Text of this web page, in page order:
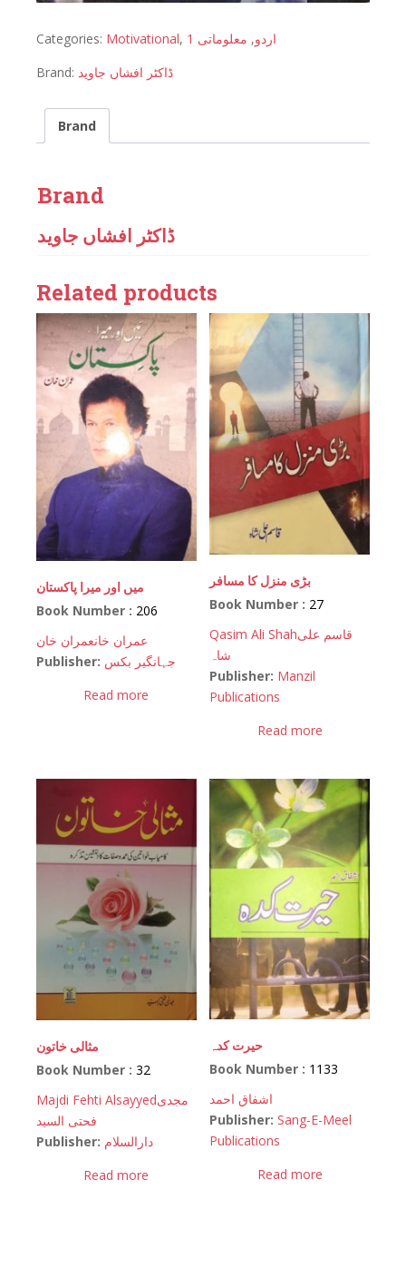
Categories: Motivational, اردو, معلوماتی 1
Brand: ڈاکٹر افشاں جاوید
Brand
Brand
ڈاکٹر افشاں جاوید
Related products
میں اور میرا پاکستان
Book Number : 206
عمران خانعمران خان
Publisher: جہانگیر بکس
Read more
بڑی منزل کا مسافر
Book Number : 27
Qasim Ali Shahقاسم علی
شاہ
Publisher: Manzil
Publications
Read more
مثالی خاتون
Book Number : 32
Majdi Fehti Alsayyedمجدی
فحتی السید
Publisher: دارالسلام
Read more
حیرت کدہ
Book Number : 1133
اشفاق احمد
Publisher: Sang-E-Meel
Publications
Read more